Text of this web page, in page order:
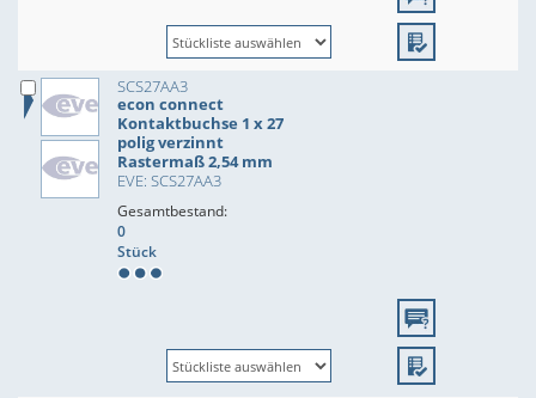
SCS27AA3
econ connect
Kontaktbuchse 1 x 27
polig verzinnt
Rastermaß 2,54 mm
EVE: SCS27AA3
Gesamtbestand:
0
Stück